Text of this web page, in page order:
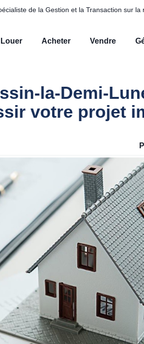
de la Gestion et la Transaction sur la
Louer Acheter Vendre
la-Demi-
votre projet